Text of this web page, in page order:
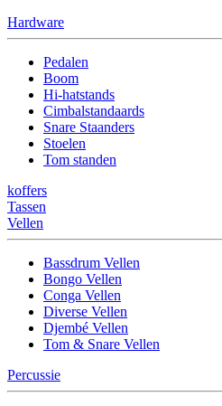
Hardware
Pedalen
Boom
Hi-hatstands
Cimbalstandaards
Snare Staanders
Stoelen
Tom standen
koffers
Tassen
Vellen
Bassdrum Vellen
Bongo Vellen
Conga Vellen
Diverse Vellen
Djembé Vellen
Tom & Snare Vellen
Percussie